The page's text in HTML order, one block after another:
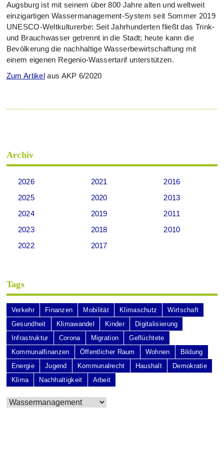
Augsburg ist mit seinem über 800 Jahre alten und weltweit
einzigartigen Wassermanagement-System seit Sommer 2019
UNESCO-Weltkulturerbe: Seit Jahrhunderten fließt das Trink-
und Brauchwasser getrennt in die Stadt; heute kann die
Bevölkerung die nachhaltige Wasserbewirtschaftung mit
einem eigenen Regenio-Wassertarif unterstützen.
Zum Artikel aus AKP 6/2020
Archiv
2026
2025
2024
2023
2022
2021
2020
2019
2018
2017
2016
2013
2011
2010
Tags
Verkehr Finanzen Mobilität Klimaschutz
Wirtschaft
Gesundheit
Klimawandel Kinder
Digitalisierung
Infrastruktur
Corona Migration
Geflüchtete
Kommunalfinanzen
Öffentlicher Raum Wohnen
Bildung
Energie
Jugend Kommunalrecht Haushalt
Demokratie
Klima
Nachhaltigkeit Arbeit